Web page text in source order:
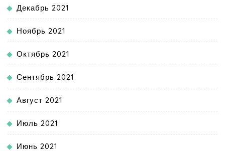
Декабрь 2021
Ноябрь 2021
Октябрь 2021
Сентябрь 2021
Август 2021
Июль 2021
Июнь 2021